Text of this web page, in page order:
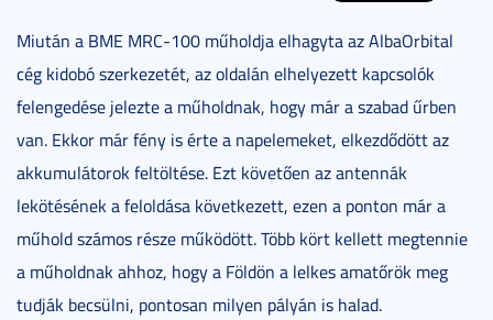
Miután a BME MRC-100 műholdja elhagyta az AlbaOrbital
cég kidobó szerkezetét, az oldalán elhelyezett kapcsolók
felengedése jelezte a műholdnak, hogy már a szabad űrben
van. Ekkor már fény is érte a napelemeket, elkezdődött az
akkumulátorok feltöltése. Ezt követően az antennák
lekötésének a feloldása következett, ezen a ponton már a
műhold számos része működött. Több kört kellett megtennie
a műholdnak ahhoz, hogy a Földön a lelkes amatőrök meg
tudják becsülni, pontosan milyen pályán is halad.